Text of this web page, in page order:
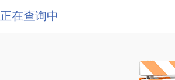
正在查询中